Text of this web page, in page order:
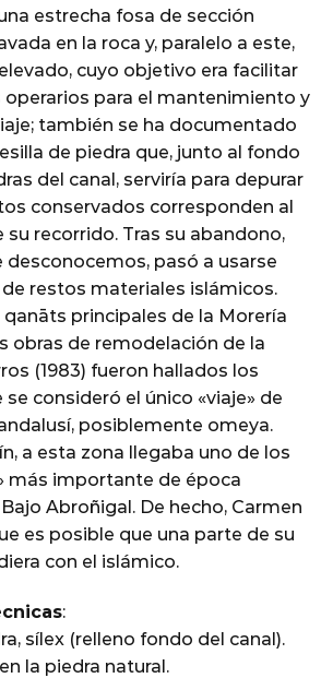
estrecha fosa de sección
en la roca y, paralelo a este,
cuyo objetivo era facilitar
operarios para el mantenimiento y
también se ha documentado
de piedra que, junto al fondo
del canal, serviría para depurar
conservados corresponden al
recorrido. Tras su abandono,
desconocemos, pasó a usarse
restos materiales islámicos.
qanāts principales de la Morería
obras de remodelación de la
(1983) fueron hallados los
consideró el único «viaje» de
posiblemente omeya.
a esta zona llegaba uno de los
más importante de época
Abroñigal. De hecho, Carmen
es posible que una parte de su
con el islámico.
:
sílex (relleno fondo del canal).
la piedra natural.